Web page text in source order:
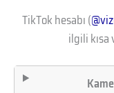
TikTok hesabı (
ilgili kısa